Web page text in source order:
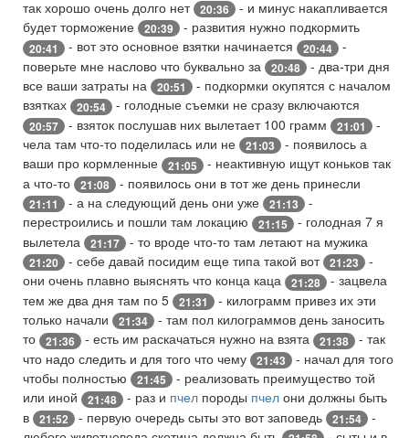
так хорошо очень долго нет 20:36
- и минус накапливается
будет торможение
20:39 - развития нужно подкормить
20:41 - вот это основное взятки начинается 20:44
-
поверьте мне наслово что буквально за
20:48
- два-три дня
все ваши затраты на
20:51
- подкормки окупятся с началом
взятках
20:54 - голодные съемки не сразу включаются
20:57 - взяток послушав них вылетает 100 грамм 21:01
-
чела там что-то поделилась или не
21:03
- появилось а
ваши про кормленные
21:05
- неактивную ищут коньков так
а что-то
21:08 - появилось они в тот же день принесли
21:11 - а на следующий день они уже 21:13
-
перестроились и пошли там локацию
21:15
- голодная 7 я
вылетела
21:17 - то вроде что-то там летают на мужика
21:20 - себе давай посидим еще типа такой вот 21:23
-
они очень плавно выяснять что конца каца
21:28
- зацвела
тем же два дня там по 5
21:31
- килограмм привез их эти
только начали
21:34
- там пол килограммов день заносить
то
21:36 - есть им раскачаться нужно на взята 21:38
- так
что надо следить и для того что чему
21:43
- начал для того
чтобы полностью
21:45
- реализовать преимущество той
или иной
21:48 - раз и пчел породы пчел они должны быть
в
21:52 - первую очередь сыты это вот заповедь 21:54
-